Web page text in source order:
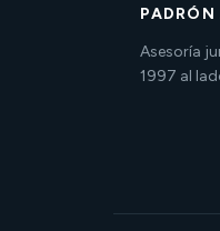
PADRÓN
Asesoría
1997 al